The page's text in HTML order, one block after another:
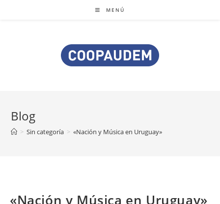
MENÚ
Blog
> Sin categoría > «Nación y Música en Uruguay»
«Nación y Música en Uruguay»